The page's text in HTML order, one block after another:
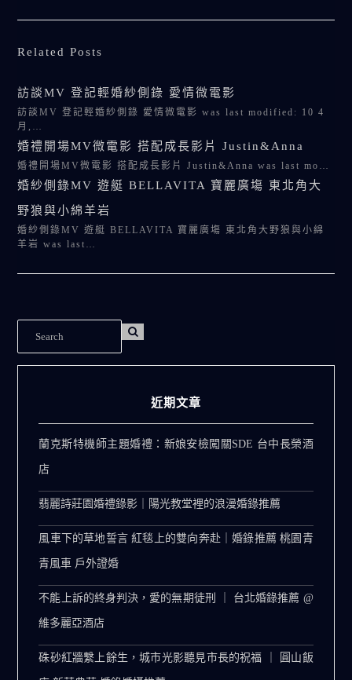
Related Posts
訪談MV 登記輕婚紗側錄 愛情微電影
訪談MV 登記輕婚紗側錄 愛情微電影 was last modified: 10 4
月,…
婚禮開場MV微電影 搭配成長影片 Justin&Anna
婚禮開場MV微電影 搭配成長影片 Justin&Anna was last mo…
婚紗側錄MV 遊艇 BELLAVITA 寶麗廣塲 東北角大
野狼與小綿羊岩
婚紗側錄MV 遊艇 BELLAVITA 寶麗廣塲 東北角大野狼與小綿
羊岩 was last…
近期文章
蘭克斯特機師主題婚禮：新娘安檢闖關SDE 台中長榮酒
店
翡麗詩莊園婚禮錄影｜陽光教堂裡的浪漫婚錄推薦
風車下的草地誓言 紅毯上的雙向奔赴｜婚錄推薦 桃園青
青風車 戶外證婚
不能上訴的終身判決，愛的無期徒刑 ｜ 台北婚錄推薦 @
維多麗亞酒店
硃砂紅牆繫上餘生，城市光影聽見市長的祝福 ｜ 圓山飯